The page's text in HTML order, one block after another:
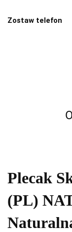
Zostaw telefon
Plecak
(PL)